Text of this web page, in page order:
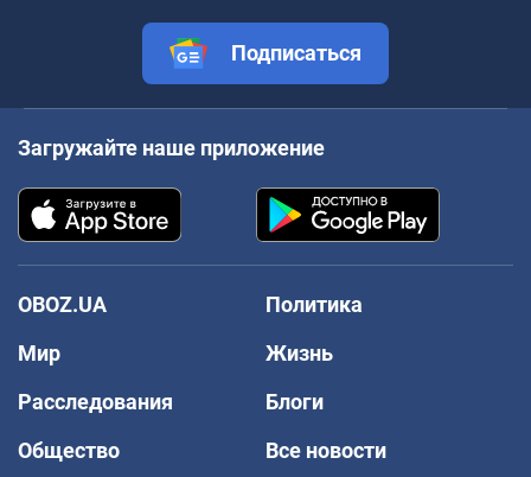
Подписаться
Загружайте наше приложение
OBOZ.UA
Политика
Мир
Жизнь
Расследования
Блоги
Общество
Все новости